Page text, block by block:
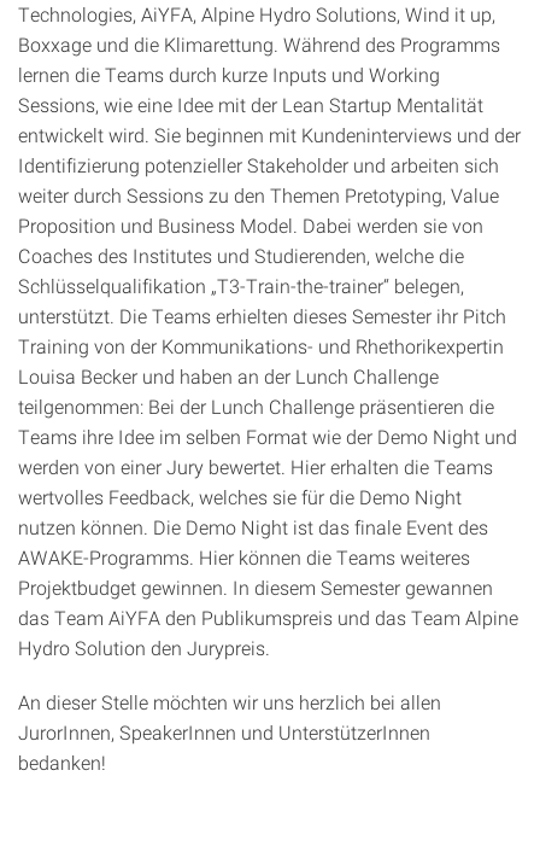
Technologies, AiYFA, Alpine Hydro Solutions, Wind it up,
Boxxage und die Klimarettung. Während des Programms
lernen die Teams durch kurze Inputs und Working
Sessions, wie eine Idee mit der Lean Startup Mentalität
entwickelt wird. Sie beginnen mit Kundeninterviews und der
Identifizierung potenzieller Stakeholder und arbeiten sich
weiter durch Sessions zu den Themen Pretotyping, Value
Proposition und Business Model. Dabei werden sie von
Coaches des Institutes und Studierenden, welche die
Schlüsselqualifikation „T3-Train-the-trainer“ belegen,
unterstützt. Die Teams erhielten dieses Semester ihr Pitch
Training von der Kommunikations- und Rhethorikexpertin
Louisa Becker und haben an der Lunch Challenge
teilgenommen: Bei der Lunch Challenge präsentieren die
Teams ihre Idee im selben Format wie der Demo Night und
werden von einer Jury bewertet. Hier erhalten die Teams
wertvolles Feedback, welches sie für die Demo Night
nutzen können. Die Demo Night ist das finale Event des
AWAKE-Programms. Hier können die Teams weiteres
Projektbudget gewinnen. In diesem Semester gewannen
das Team AiYFA den Publikumspreis und das Team Alpine
Hydro Solution den Jurypreis.
An dieser Stelle möchten wir uns herzlich bei allen
JurorInnen, SpeakerInnen und UnterstützerInnen
bedanken!